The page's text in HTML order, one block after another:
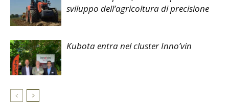
sviluppo dell’agricoltura di precisione
Kubota entra nel cluster Inno’vin